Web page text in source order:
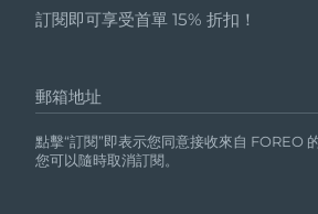
訂閱即可享受首單 15% 折扣！
郵箱地址
點擊“訂閱”即表示您同意接收來自 FOREO
您可以隨時取消訂閱。